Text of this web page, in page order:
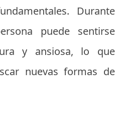
Durante
puede sentirse
y ansiosa, lo que
nuevas formas de